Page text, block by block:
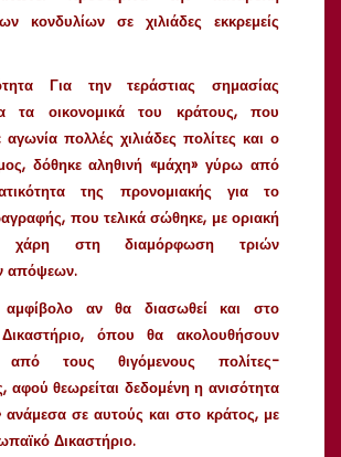
κονδυλίων σε χιλιάδες εκκρεμείς
Για την τεράστιας σημασίας
τα οικονομικά του κράτους, που
αγωνία πολλές χιλιάδες πολίτες και ο
δόθηκε αληθινή «μάχη» γύρω από
της προνομιακής για το
που τελικά σώθηκε, με οριακή
χάρη στη διαμόρφωση τριών
απόψεων.
αν θα διασωθεί και στο
όπου θα ακολουθήσουν
από τους θιγόμενους πολίτες-
αφού θεωρείται δεδομένη η ανισότητα
σε αυτούς και στο κράτος, με
Δικαστήριο.